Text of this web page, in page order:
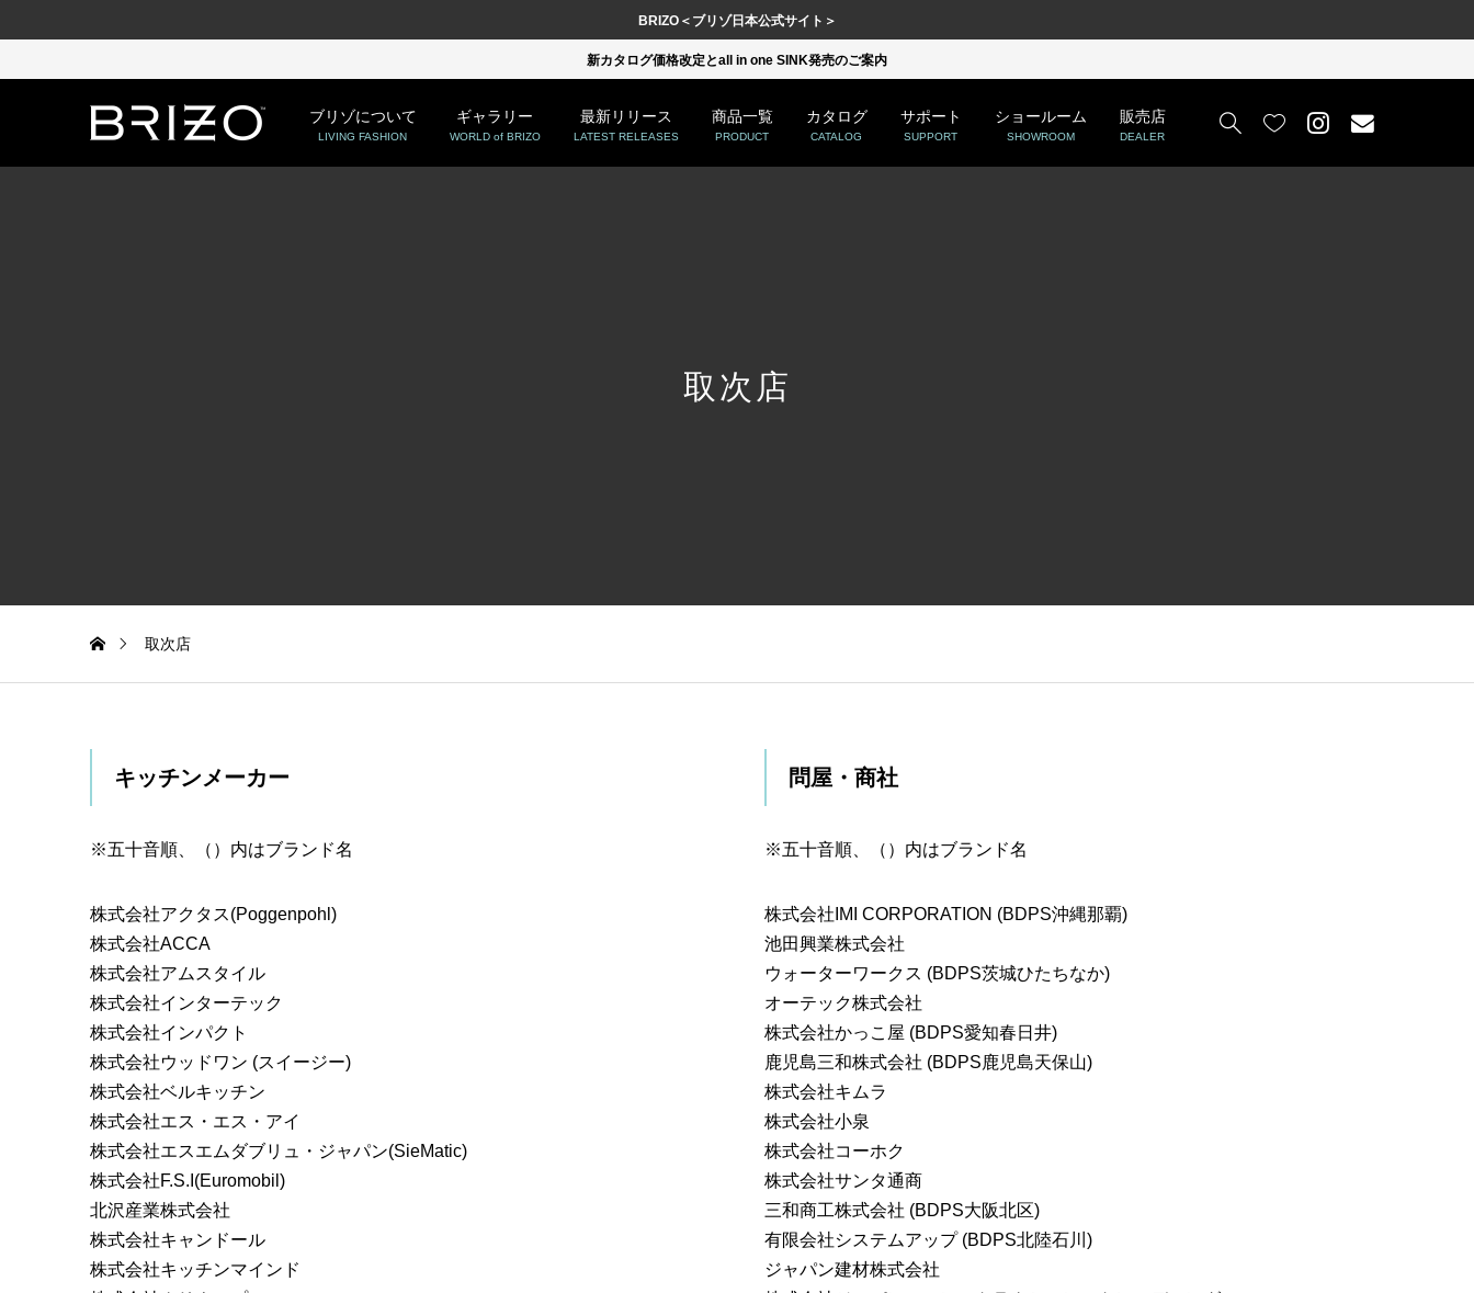
BRIZO＜ブリゾ日本公式サイト＞
新カタログ価格改定とall in one SINK発売のご案内
ブリゾについて
LIVING FASHION
ギャラリー
WORLD of BRIZO
最新リリース
LATEST RELEASES
商品一覧
PRODUCT
カタログ
CATALOG
サポート
SUPPORT
ショールーム
SHOWROOM
販売店
DEALER
 
取次店
取次店
キッチンメーカー
※五十音順、（）内はブランド名
株式会社アクタス(Poggenpohl)
株式会社ACCA
株式会社アムスタイル
株式会社インターテック
株式会社インパクト
株式会社ウッドワン (スイージー)
株式会社ベルキッチン
株式会社エス・エス・アイ
株式会社エスエムダブリュ・ジャパン(SieMatic)
株式会社F.S.I(Euromobil)
北沢産業株式会社
株式会社キャンドール
株式会社キッチンマインド
問屋・商社
※五十音順、（）内はブランド名
株式会社IMI CORPORATION (BDPS沖縄那覇)
池田興業株式会社
ウォーターワークス (BDPS茨城ひたちなか)
オーテック株式会社
株式会社かっこ屋 (BDPS愛知春日井)
鹿児島三和株式会社 (BDPS鹿児島天保山)
株式会社キムラ
株式会社小泉
株式会社コーホク
株式会社サンタ通商
三和商工株式会社 (BDPS大阪北区)
有限会社システムアップ (BDPS北陸石川)
ジャパン建材株式会社